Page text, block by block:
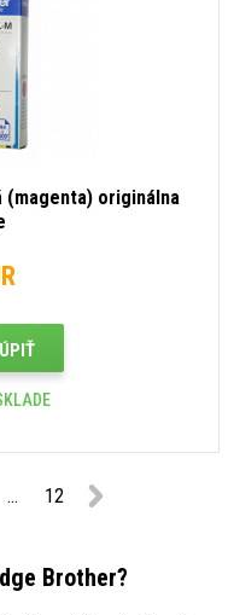
(magenta) originálna
... 12
Brother?